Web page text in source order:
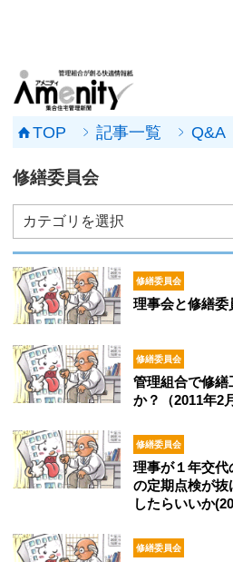
工事事
メンテナン
マンションメン
会社概
サイトマ
TOP 記事一覧 Q&A
修繕委員会
カテゴリを選択
修繕委員会
理事会と修繕委
修繕委員会
管理組合で修繕
か？（2011年2
修繕委員会
理事が１年交代
の定期点検が抜
したらいいか
修繕委員会